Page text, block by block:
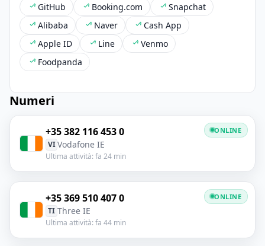
GitHub
Booking.com
Snapchat
Alibaba
Naver
Cash App
Apple ID
Line
Venmo
Foodpanda
Numeri
+35 382 116 453 0
VI Vodafone IE
Ultima attività: fa 24 min
ONLINE
+35 369 510 407 0
TI Three IE
Ultima attività: fa 44 min
ONLINE